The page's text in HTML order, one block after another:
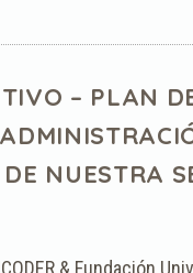
– PLAN
NUESTRA
& Fundación